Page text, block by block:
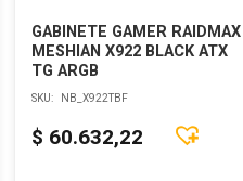
GABINETE GAMER RAIDMAX
MESHIAN X922 BLACK ATX
TG ARGB
SKU: NB_X922TBF
$ 60.632,22